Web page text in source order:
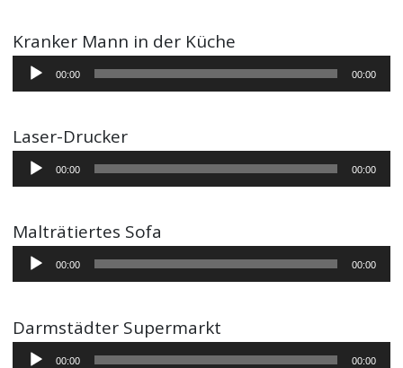
Kranker Mann in der Küche
Audio-
Player
00:00 00:00
Laser-Drucker
Audio-
Player
00:00 00:00
Malträtiertes Sofa
Audio-
Player
00:00 00:00
Darmstädter Supermarkt
Audio-00:00 00:00